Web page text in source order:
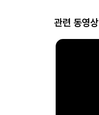
관련 동영상